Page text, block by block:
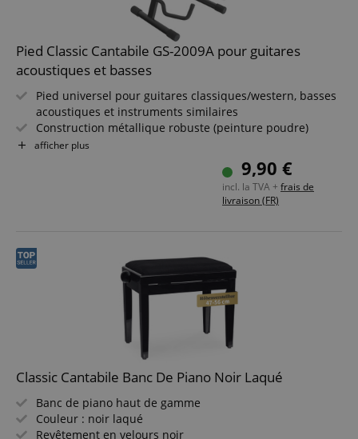
Pied Classic Cantabile GS-2009A pour guitares
acoustiques et basses
Pied universel pour guitares classiques/western, basses
acoustiques et instruments similaires
Construction métallique robuste (peinture poudre)
Système à boutons-pression pour un réglage facile
afficher plus
9,90 €
incl. la TVA + frais de
livraison (FR)
Classic Cantabile Banc De Piano Noir Laqué
Banc de piano haut de gamme
Couleur : noir laqué
Revêtement en velours noir